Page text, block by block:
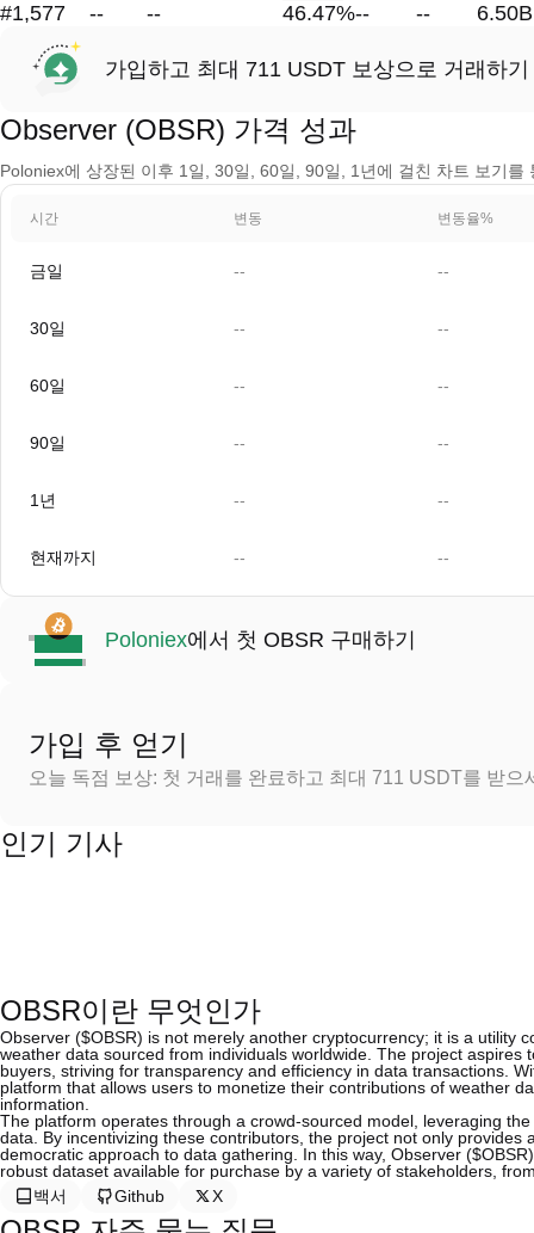
#1,577 -- -- 46.47%-- -- 6.50B
가입하고 최대 711 USDT 보상으로 거래하기
Observer (OBSR) 가격 성과
Poloniex에 상장된 이후 1일, 30일, 60일, 90일, 1년에 걸친 차트 보기
시간 변동 변동율%
금일 -- --
30일 -- --
60일 -- --
90일 -- --
1년 -- --
현재까지 -- --
Poloniex에서 첫 OBSR 구매하기
가입 후 얻기
오늘 독점 보상: 첫 거래를 완료하고 최대 711 USDT를 받으
인기 기사
OBSR이란 무엇인가
Observer ($OBSR) is not merely another cryptocurrency; it is a utility
weather data sourced from individuals worldwide. The project
buyers, striving for transparency and efficiency in data transactions.
platform that allows users to monetize their contributions of weather
information.
The platform operates through a crowd-sourced model, leveraging
data. By incentivizing these contributors, the project not only
democratic approach to data gathering. In this way, Observer
robust dataset available for purchase by a variety of stakeholders,
백서
Github X